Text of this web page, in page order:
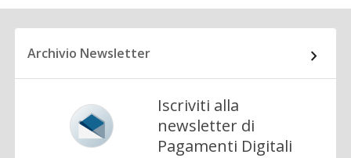
Archivio Newsletter
Iscriviti alla
newsletter di
Pagamenti Digitali